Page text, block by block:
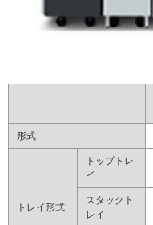
形式
トレイ形式
トップトレ
イ
スタックト
レイ